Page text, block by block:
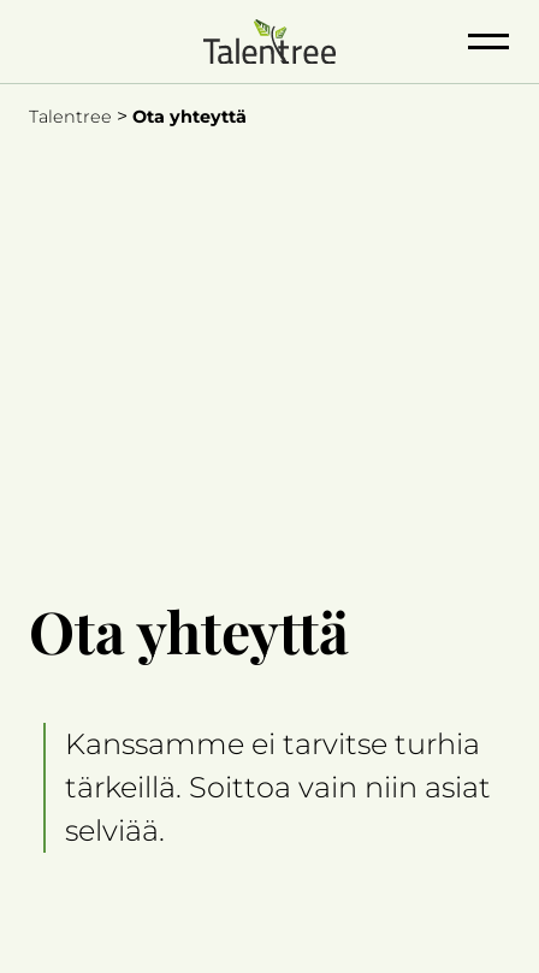
Talentree > Ota yhteyttä
Ota yhteyttä
Kanssamme ei tarvitse turhia
tärkeillä. Soittoa vain niin asiat
selviää.